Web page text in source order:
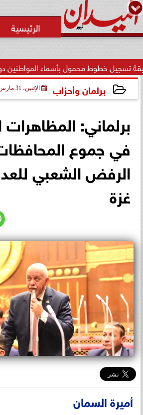
محمول بأسماء المواطنين دون...
برلمان وأحزاب الإثنين، 31 مارس 2025
برلماني:
في جموع
الرفض الشعبي
غزة
أميرة السمان